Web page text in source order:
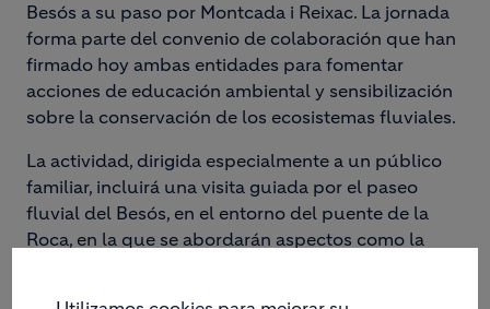
Besós a su paso por Montcada i Reixac. La jornada
forma parte del convenio de colaboración que han
firmado hoy ambas entidades para fomentar
acciones de educación ambiental y sensibilización
sobre la conservación de los ecosistemas fluviales.
La actividad, dirigida especialmente a un público
familiar, incluirá una visita guiada por el paseo
fluvial del Besós, en el entorno del puente de la
Roca, en la que se abordarán aspectos como la